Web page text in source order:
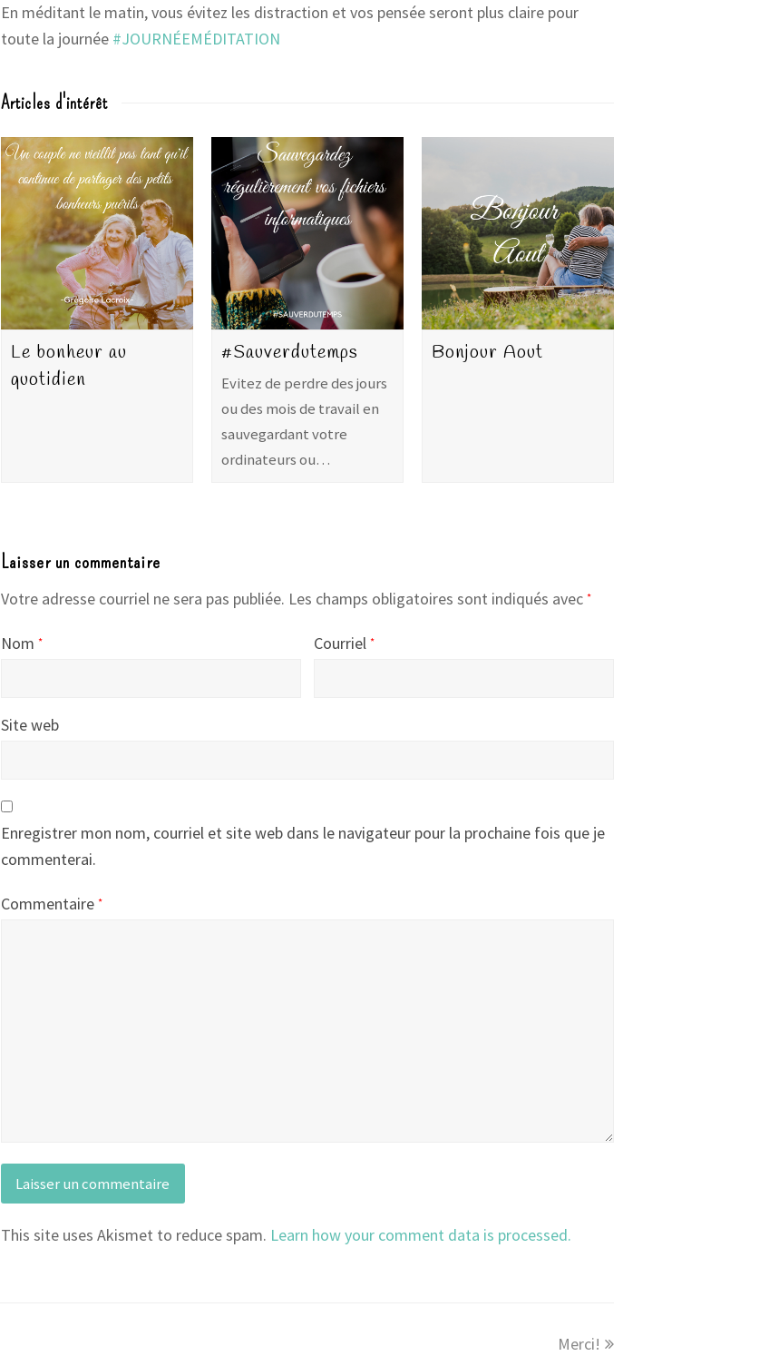
En méditant le matin, vous évitez les distraction et vos pensée seront plus claire pour
toute la journée #JOURNÉEMÉDITATION
Articles d'intérêt
Le bonheur au
quotidien
#Sauverdutemps
Evitez de perdre des jours
ou des mois de travail en
sauvegardant votre
ordinateurs ou…
Bonjour Aout
Laisser un commentaire
Votre adresse courriel ne sera pas publiée. Les champs obligatoires sont indiqués avec *
Nom * Courriel *
Site web
Enregistrer mon nom, courriel et site web dans le navigateur pour la prochaine fois que je
commenterai.
Commentaire *
This site uses Akismet to reduce spam. Learn how your comment data is processed.
Merci!